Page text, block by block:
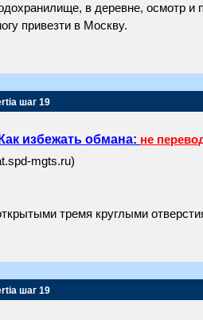
в деревне, осмотр
привезти в Москву.
шаг 19
Как избежать обмана: не
mgts.ru)
тремя круглыми
шаг 19